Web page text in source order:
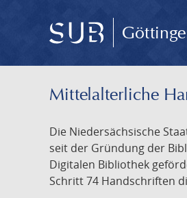
Mittelalterliche
Die Niedersächsische
seit der Gründung der
Digitalen Bibliothek
Schritt 74 Handschriften